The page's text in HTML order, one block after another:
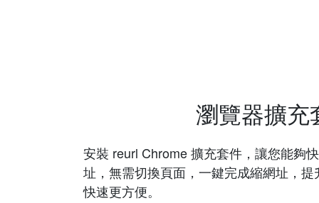
瀏覽器擴充
安裝 reurl Chrome 擴充套件，讓您能夠
址，無需切換頁面，一鍵完成縮網址，
快速更方便。